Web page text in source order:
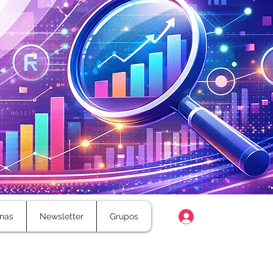
Login
Newsletter Grupos